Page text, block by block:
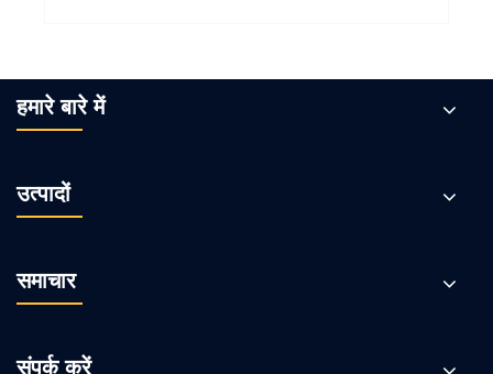
हमारे बारे में
उत्पादों
समाचार
संपर्क करें